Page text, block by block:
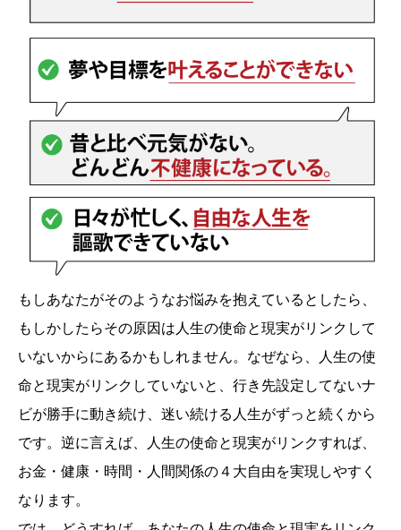
もしあなたがそのようなお悩みを抱えているとしたら、
もしかしたらその原因は人生の使命と現実がリンクして
いないからにあるかもしれません。なぜなら、人生の使
命と現実がリンクしていないと、行き先設定してないナ
ビが勝手に動き続け、迷い続ける人生がずっと続くから
です。逆に言えば、人生の使命と現実がリンクすれば、
お金・健康・時間・人間関係の４大自由を実現しやすく
なります。